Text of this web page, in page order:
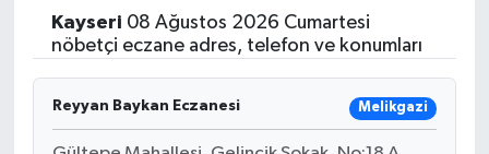
Kayseri 08 Ağustos 2026 Cumartesi
nöbetçi eczane adres, telefon ve konumları
Reyyan Baykan Eczanesi Melikgazi
Yaşam